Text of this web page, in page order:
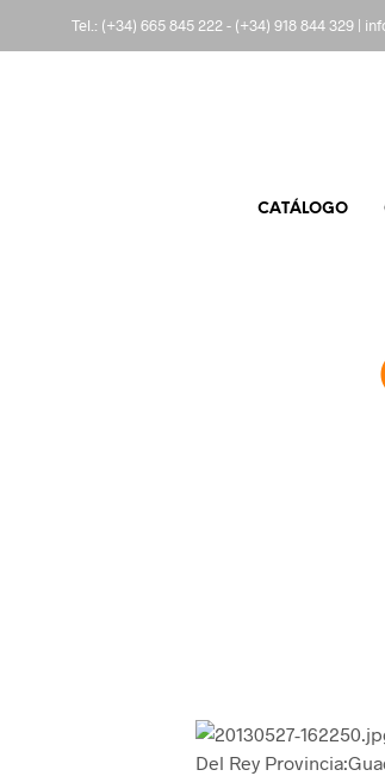
Tel.: (+34) 665 845 222- (+34) 918 844 329 |
CATÁLOGO
Del Rey